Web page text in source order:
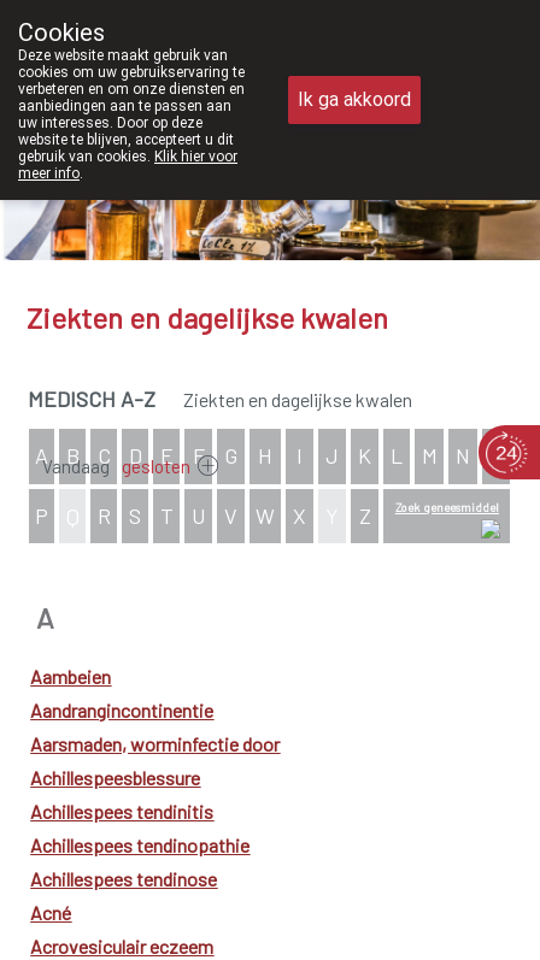
ook weer op zaterdag open van 8u30 tot 12u30.
011/610300
Vandaag gesloten
Ziekten en dagelijkse kwalen
MEDISCH A-Z Ziekten en dagelijkse kwalen
A B C D E F G H I J K L M N O
P Q R S T U V W X Y Z Zoek geneesmiddel
A
Aambeien
Aandrangincontinentie
Aarsmaden, worminfectie door
Achillespeesblessure
Achillespees tendinitis
Achillespees tendinopathie
Achillespees tendinose
Acné
Acrovesiculair eczeem
Cookies
Deze website maakt gebruik van
cookies om uw gebruikservaring te
verbeteren en om onze diensten en
aanbiedingen aan te passen aan
uw interesses. Door op deze
website te blijven, accepteert u dit
gebruik van cookies. Klik hier voor
meer info.
Ik ga akkoord